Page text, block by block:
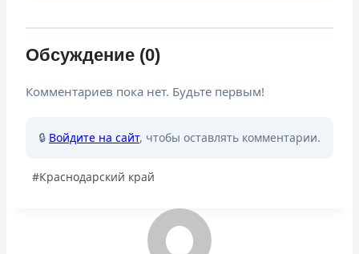
Обсуждение (0)
Комментариев пока нет. Будьте первым!
🔒 Войдите на сайт, чтобы оставлять комментарии.
Метки
#Краснодарский край